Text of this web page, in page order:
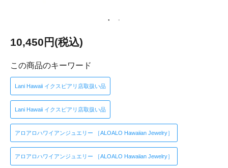
10,450円(税込)
この商品のキーワード
Lani Hawaii イクスピアリ店取扱い品
Lani Hawaii イクスピアリ店取扱い品
アロアロハワイアンジュエリー ［ALOALO Hawaiian Jewelry］
アロアロハワイアンジュエリー ［ALOALO Hawaiian Jewelry］